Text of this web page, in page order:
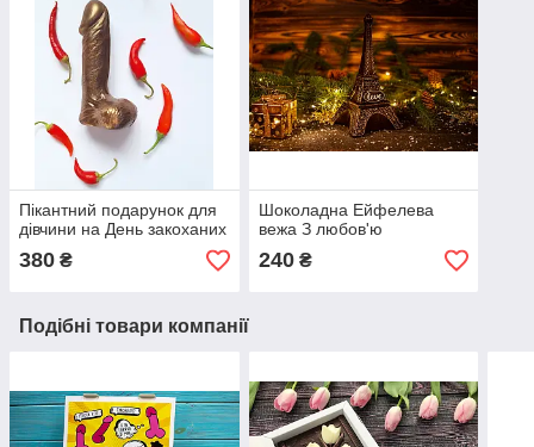
Пікантний подарунок для
дівчини на День закоханих
380 ₴
Шоколадна Ейфелева
вежа З любов'ю
240₴
Подібні товари компанії